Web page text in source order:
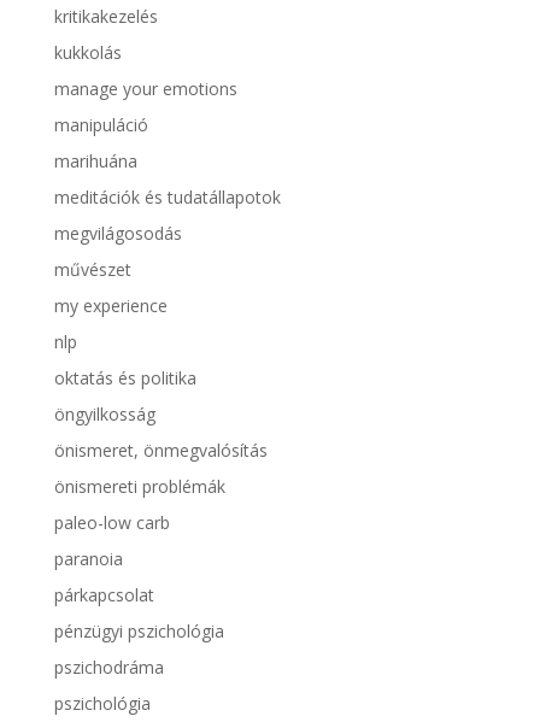
kritikakezelés
kukkolás
manage your emotions
manipuláció
marihuána
meditációk és tudatállapotok
megvilágosodás
művészet
my experience
nlp
oktatás és politika
öngyilkosság
önismeret, önmegvalósítás
önismereti problémák
paleo-low carb
paranoia
párkapcsolat
pénzügyi pszichológia
pszichodráma
pszichológia